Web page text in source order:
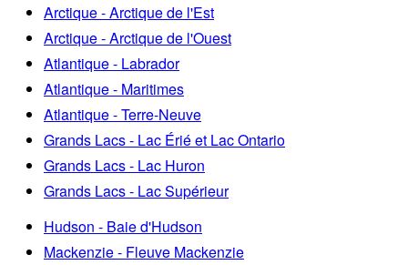
Arctique - Arctique de l'Est
Arctique - Arctique de l'Ouest
Atlantique - Labrador
Atlantique - Maritimes
Atlantique - Terre-Neuve
Grands Lacs - Lac Érié et Lac Ontario
Grands Lacs - Lac Huron
Grands Lacs - Lac Supérieur
Hudson - Baie d'Hudson
Mackenzie - Fleuve Mackenzie